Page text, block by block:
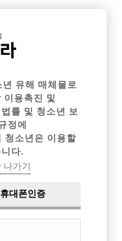
인정보
니티 광고안내
유해 매체물로
이용촉진 및
률 및 청소년 보
정에
청소년은 이용할
다.
나가기
휴대폰인증
터
체불사업주
종 유흥주점만을 다루고 있